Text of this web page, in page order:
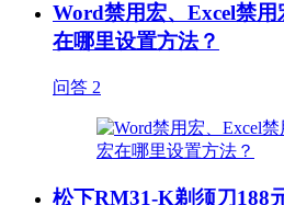
Word禁用宏、Excel禁
在哪里设置方法？
问答 2
松下RM31-K剃须刀188